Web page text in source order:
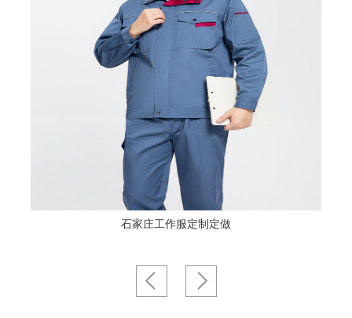
石家庄工作服定制定做